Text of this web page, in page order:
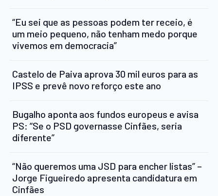
“Eu sei que as pessoas podem ter receio, é
um meio pequeno, não tenham medo porque
vivemos em democracia”
Castelo de Paiva aprova 30 mil euros para as
IPSS e prevê novo reforço este ano
Bugalho aponta aos fundos europeus e avisa
PS: “Se o PSD governasse Cinfães, seria
diferente”
“Não queremos uma JSD para encher listas” –
Jorge Figueiredo apresenta candidatura em
Cinfães